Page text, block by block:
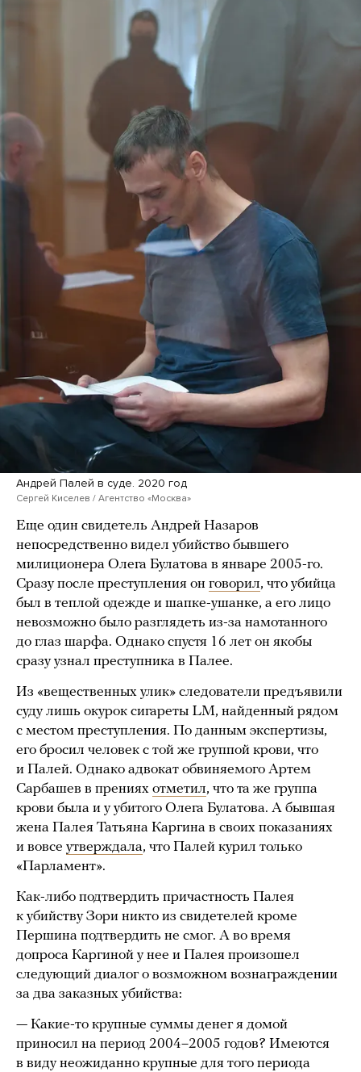
Андрей Палей в суде. 2020 год
Сергей Киселев / Агентство «Москва»
Еще один свидетель Андрей Назаров
непосредственно видел убийство бывшего
милиционера Олега Булатова в январе 2005-го.
Сразу после преступления он говорил, что убийца
был в теплой одежде и шапке-ушанке, а его лицо
невозможно было разглядеть из-за намотанного
до глаз шарфа. Однако спустя 16 лет он якобы
сразу узнал преступника в Палее.
Из «вещественных улик» следователи предъявили
суду лишь окурок сигареты LM, найденный рядом
с местом преступления. По данным экспертизы,
его бросил человек с той же группой крови, что
и Палей. Однако адвокат обвиняемого Артем
Сарбашев в прениях отметил, что та же группа
крови была и у убитого Олега Булатова. А бывшая
жена Палея Татьяна Каргина в своих показаниях
и вовсе утверждала, что Палей курил только
«Парламент».
Как-либо подтвердить причастность Палея
к убийству Зори никто из свидетелей кроме
Першина подтвердить не смог. А во время
допроса Каргиной у нее и Палея произошел
следующий диалог о возможном вознаграждении
за два заказных убийства:
— Какие-то крупные суммы денег я домой
приносил на период 2004–2005 годов? Имеются
в виду неожиданно крупные для того периода